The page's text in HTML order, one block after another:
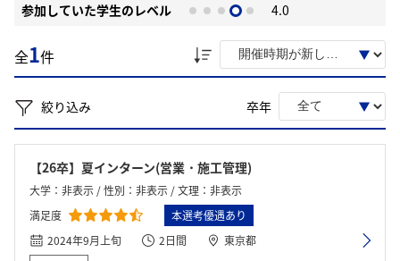
参加していた学生のレベル 4.0
全1件
絞り込み 卒年
【26卒】夏インターン(営業・施工管理)
大学：非表示 / 性別：非表示 / 文理：非表示
満足度
本選考優遇あり
2024年9月上旬
2日間
東京都